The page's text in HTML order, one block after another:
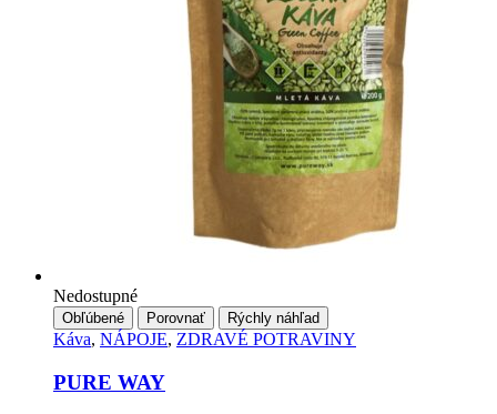
Nedostupné
Obľúbené Porovnať Rýchly náhľad
Káva, NÁPOJE, ZDRAVÉ POTRAVINY
PURE WAY